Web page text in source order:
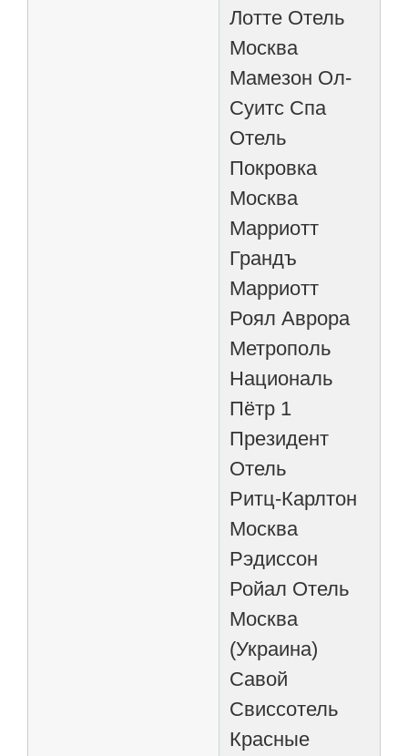
Лотте Отель
Москва
Мамезон Ол-
Суитс Спа
Отель
Покровка
Москва
Марриотт
Грандъ
Марриотт
Роял Аврора
Метрополь
Националь
Пётр 1
Президент
Отель
Ритц-Карлтон
Москва
Рэдиссон
Ройал Отель
Москва
(Украина)
Савой
Свиссотель
Красные